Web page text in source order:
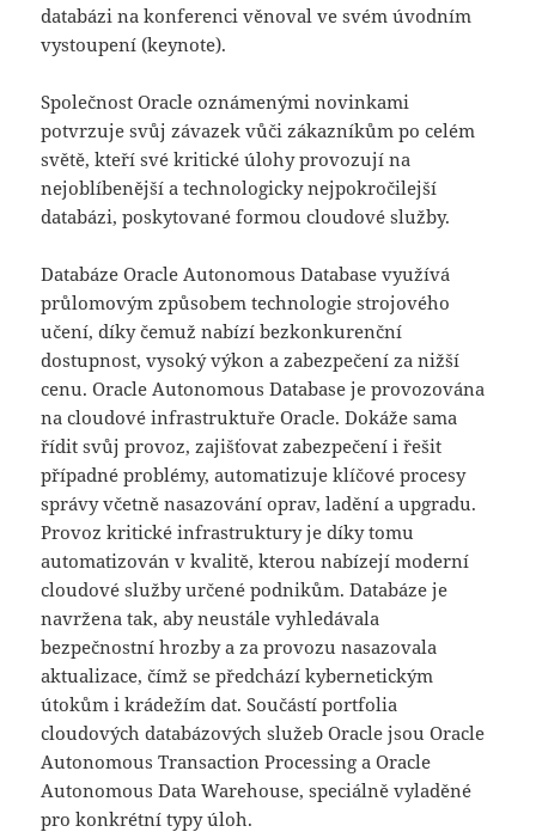
databázi na konferenci věnoval ve svém úvodním
vystoupení (keynote).
Společnost Oracle oznámenými novinkami
potvrzuje svůj závazek vůči zákazníkům po celém
světě, kteří své kritické úlohy provozují na
nejoblíbenější a technologicky nejpokročilejší
databázi, poskytované formou cloudové služby.
Databáze Oracle Autonomous Database využívá
průlomovým způsobem technologie strojového
učení, díky čemuž nabízí bezkonkurenční
dostupnost, vysoký výkon a zabezpečení za nižší
cenu. Oracle Autonomous Database je provozována
na cloudové infrastruktuře Oracle. Dokáže sama
řídit svůj provoz, zajišťovat zabezpečení i řešit
případné problémy, automatizuje klíčové procesy
správy včetně nasazování oprav, ladění a upgradu.
Provoz kritické infrastruktury je díky tomu
automatizován v kvalitě, kterou nabízejí moderní
cloudové služby určené podnikům. Databáze je
navržena tak, aby neustále vyhledávala
bezpečnostní hrozby a za provozu nasazovala
aktualizace, čímž se předchází kybernetickým
útokům i krádežím dat. Součástí portfolia
cloudových databázových služeb Oracle jsou Oracle
Autonomous Transaction Processing a Oracle
Autonomous Data Warehouse, speciálně vyladěné
pro konkrétní typy úloh.